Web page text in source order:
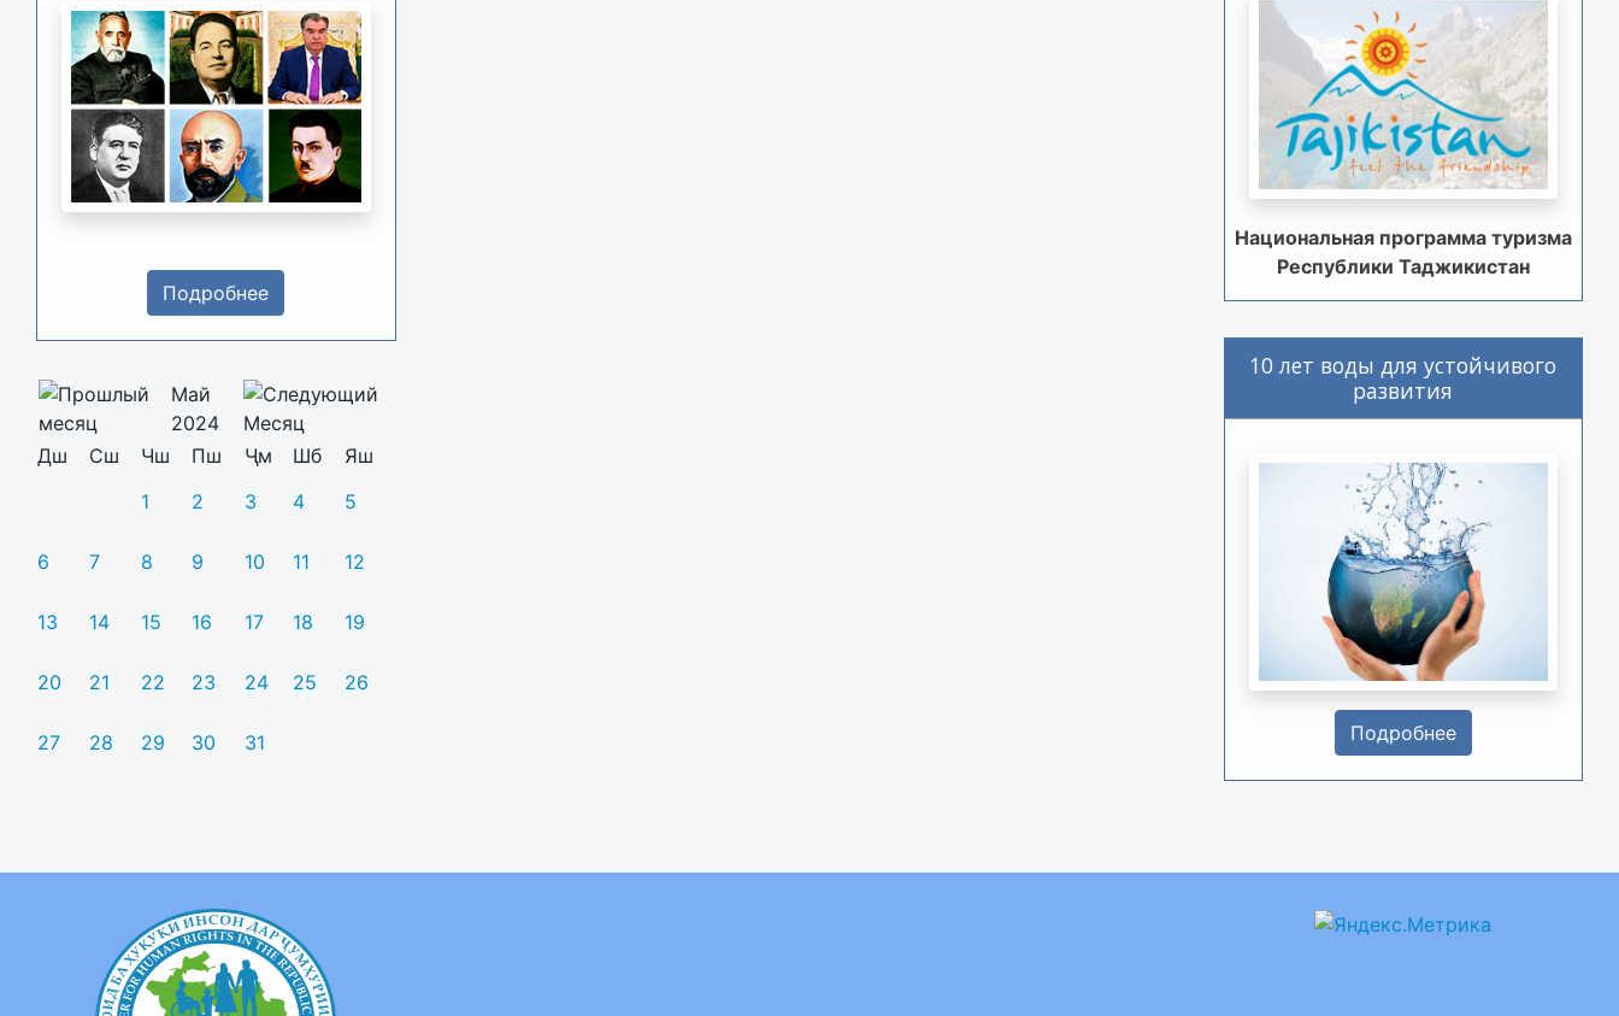
Подробнее
Май
2024
Дш
Сш Чш Пш Ҷм Шб
Яш
1
2 3 4 5
6 7 8 9 10 11 12
13 14 15 16 17 18 19
20 21 22 23 24 25 26
27 28 29 30 31
Национальная программа туризма
Республики Таджикистан
10 лет воды для устойчивого
развития
Подробнее